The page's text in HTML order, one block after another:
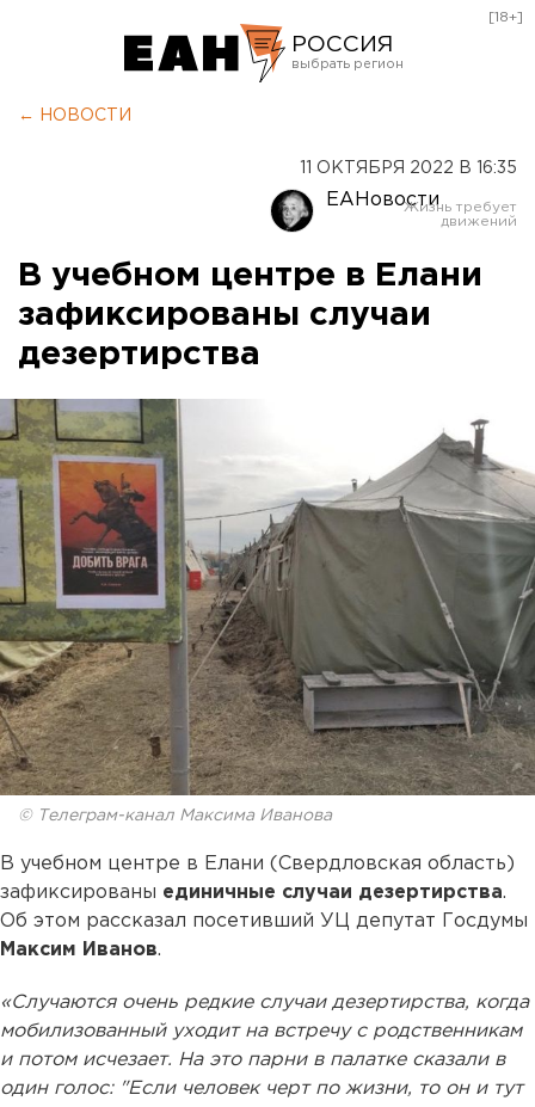
РОССИЯ
Оренбург
[18+]
← НОВОСТИ
11 ОКТЯБРЯ 2022 В 16:35
ЕАНовости
В учебном центре в Елани
зафиксированы случаи
дезертирства
© Телеграм-канал Максима Иванова
В учебном центре в Елани (Свердловская область)
зафиксированы единичные случаи дезертирства.
Об этом рассказал посетивший УЦ депутат Госдумы
Максим Иванов.
«Случаются очень редкие случаи дезертирства, когда
мобилизованный уходит на встречу с родственникам
и потом исчезает. На это парни в палатке сказали в
один голос: "Если человек черт по жизни, то он и тут